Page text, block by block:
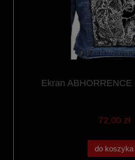
Ekran ABHORRENCE
72,00 zł
do koszyka